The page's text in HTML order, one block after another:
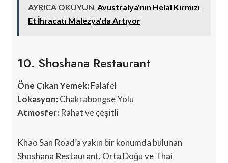
AYRICA OKUYUN Avustralya'nın Helal Kırmızı
Et İhracatı Malezya'da Artıyor
10. Shoshana Restaurant
Öne Çıkan Yemek:Falafel
Lokasyon:Chakrabongse Yolu
Atmosfer: Rahat ve çeşitli
Khao San Road’a yakın bir konumda bulunan
Shoshana Restaurant, Orta Doğu ve Thai